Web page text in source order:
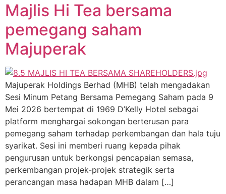
Majlis Hi Tea bersama
pemegang saham
Majuperak
Majuperak Holdings Berhad (MHB) telah mengadakan
Sesi Minum Petang Bersama Pemegang Saham pada 9
Mei 2026 bertempat di 1969 D’Kelly Hotel sebagai
platform menghargai sokongan berterusan para
pemegang saham terhadap perkembangan dan hala tuju
syarikat. Sesi ini memberi ruang kepada pihak
pengurusan untuk berkongsi pencapaian semasa,
perkembangan projek-projek strategik serta
perancangan masa hadapan MHB dalam […]